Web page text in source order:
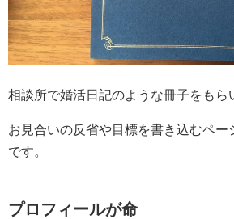
相談所で婚活日記のような冊子をもら
お見合いの反省や目標を書き込むペー
です。
プロフィールが命